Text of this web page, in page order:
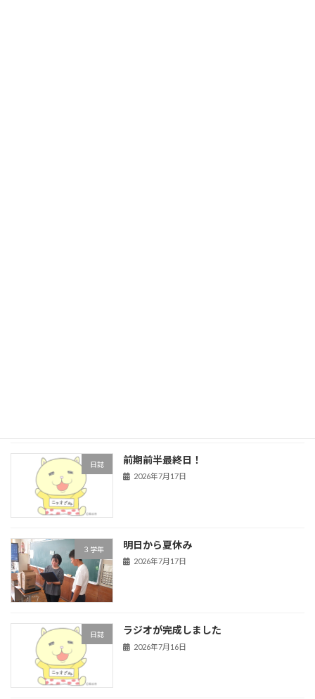
日誌 前期前半最終日！
2026年7月17日
３学年 明日から夏休み
2026年7月17日
日誌 ラジオが完成しました
2026年7月16日